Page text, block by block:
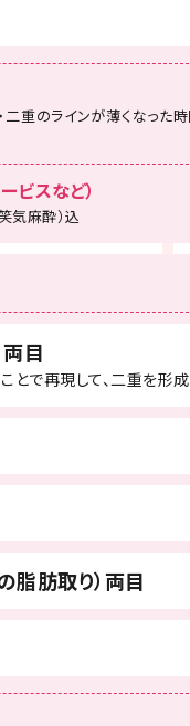
重のラインが薄くなった
ビスなど）
気麻酔）込
両目
とで再現して、二重を形成
脂肪取り）両目